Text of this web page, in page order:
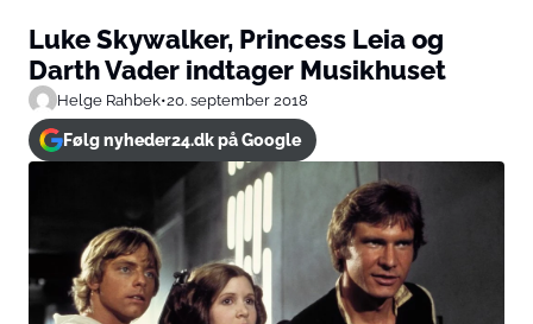
Luke Skywalker, Princess Leia og
Darth Vader indtager Musikhuset
Helge Rahbek•20. september 2018
Følg nyheder24.dk på Google